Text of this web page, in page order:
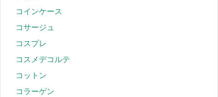
コインケース
コサージュ
コスプレ
コスメデコルテ
コットン
コラーゲン